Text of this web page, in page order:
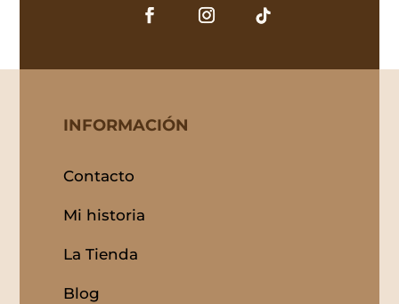
INFORMACIÓN
Contacto
Mi historia
La Tienda
Blog